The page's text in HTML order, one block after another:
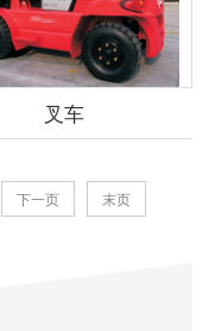
叉车
下一页 末页